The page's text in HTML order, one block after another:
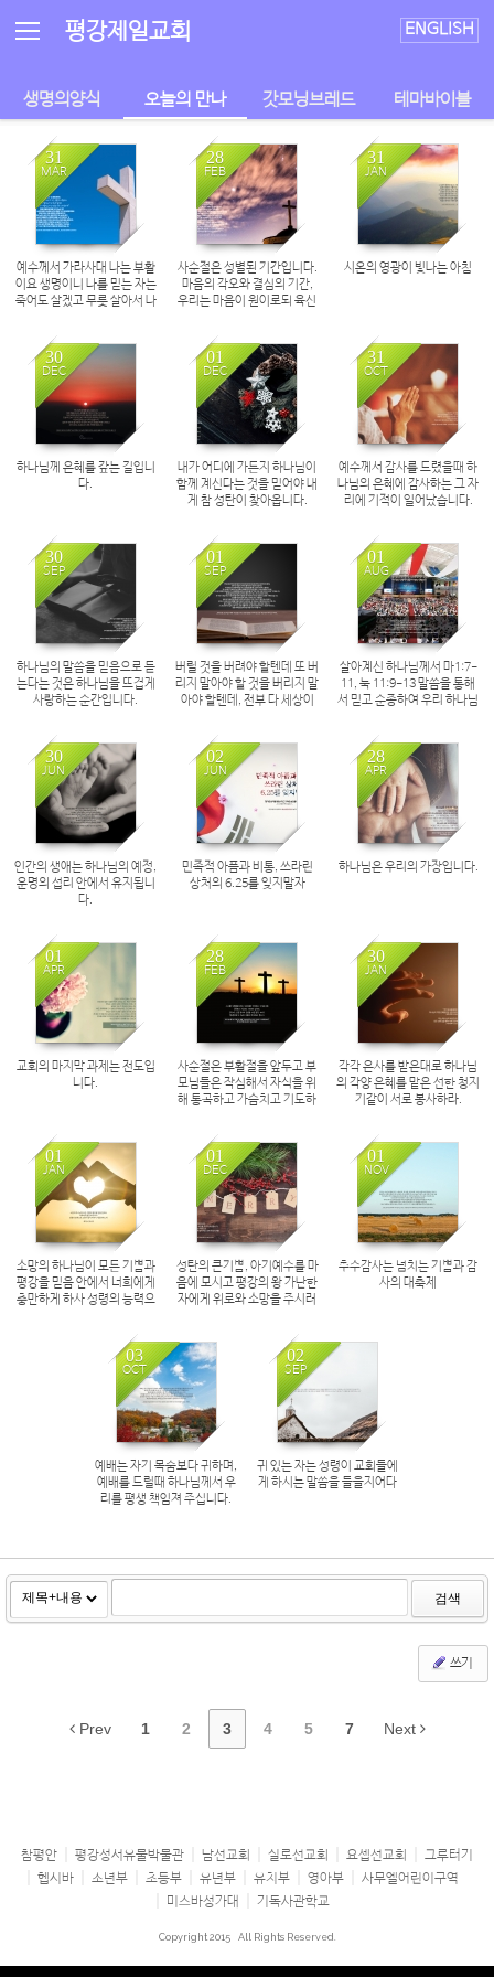
평강제일교회 ENGLISH
생명의양식 오늘의 만나 갓모닝브레드 테마바이블
31
MAR
예수께서 가라사대 나는 부활
이요 생명이니 나를 믿는 자는
죽어도 살겠고 무릇 살아서 나
28
FEB
사순절은 성별된 기간입니다.
마음의 각오와 결심의 기간,
우리는 마음이 원이로되 육신
31
JAN
시온의 영광이 빛나는 아침
30
DEC
하나님께 은혜를 갚는 길입니
다.
01
DEC
내가 어디에 가든지 하나님이
함께 계신다는 것을 믿어야 내
게 참 성탄이 찾아옵니다.
31
OCT
예수께서 감사를 드렸을때 하
나님의 은혜에 감사하는 그 자
리에 기적이 일어났습니다.
30
SEP
하나님의 말씀을 믿음으로 듣
는다는 것은 하나님을 뜨겁게
사랑하는 순간입니다.
01
SEP
버릴 것을 버려야 할텐데 또 버
리지 말아야 할 것을 버리지 말
아야 할텐데, 전부 다 세상이
01
AUG
살아계신 하나님께서 마1:7-
11, 눅 11:9-13 말씀을 통해
서 믿고 순종하여 우리 하나님
30
JUN
인간의 생애는 하나님의 예정,
운명의 섭리 안에서 유지됩니
다.
02
JUN
민족적 아픔과 비통, 쓰라린
상처의 6.25를 잊지말자
28
APR
하나님은 우리의 가장입니다.
01
APR
교회의 마지막 과제는 전도입
니다.
28
FEB
사순절은 부활절을 앞두고 부
모님들은 작심해서 자식을 위
해 통곡하고 가슴치고 기도하
30
JAN
각각 은사를 받은대로 하나님
의 각양 은혜를 맡은 선한 청지
기같이 서로 봉사하라.
01
JAN
소망의 하나님이 모든 기쁨과
평강을 믿음 안에서 너희에게
충만하게 하사 성령의 능력으
01
DEC
성탄의 큰기쁨, 아기예수를 마
음에 모시고 평강의 왕 가난한
자에게 위로와 소망을 주시러
01
NOV
추수감사는 넘치는 기쁨과 감
사의 대축제
03
OCT
예배는 자기 목숨보다 귀하며,
예배를 드릴때 하나님께서 우
리를 평생 책임져 주십니다.
02
SEP
귀 있는 자는 성령이 교회들에
게 하시는 말씀을 들을지어다
검색
쓰기
Prev 1 2 3 4 5 7 Next
참평안 평강성서유물박물관 남선교회 실로선교회 요셉선교회
그루터기
헵시바
소년부 초등부 유년부 유치부 영아부
사무엘어린이구역
미스바성가대
기독사관학교
Copyright 2015 All Rights Reserved.